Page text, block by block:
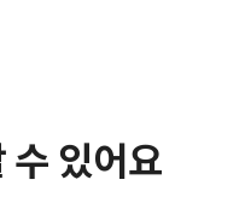
수 있어요